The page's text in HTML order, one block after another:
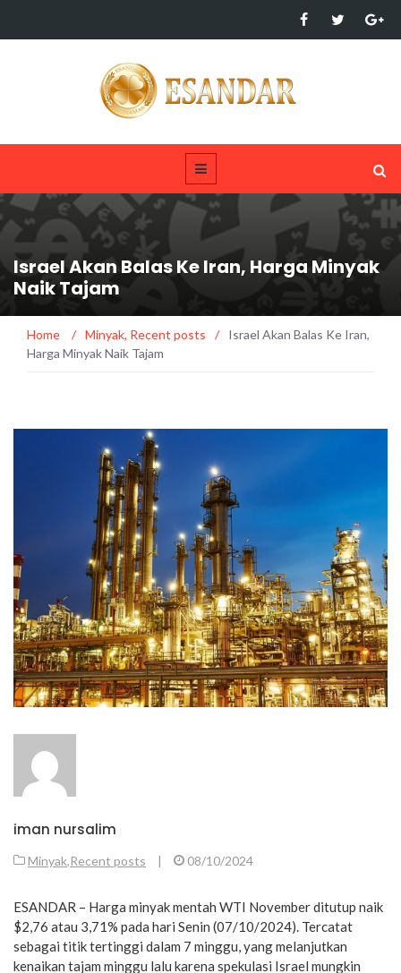
Israel Akan Balas Ke Iran, Harga Minyak
Naik Tajam
Home / Minyak, Recent posts /
Israel Akan Balas Ke Iran,
Harga Minyak Naik Tajam
iman nursalim
Minyak,Recent posts | 08/10/2024
ESANDAR – Harga minyak mentah WTI November ditutup naik
$2,76 atau 3,71% pada hari Senin (07/10/2024). Tercatat
sebagai titik tertinggi dalam 7 minggu, yang melanjutkan
kenaikan tajam minggu lalu karena spekulasi Israel mungkin